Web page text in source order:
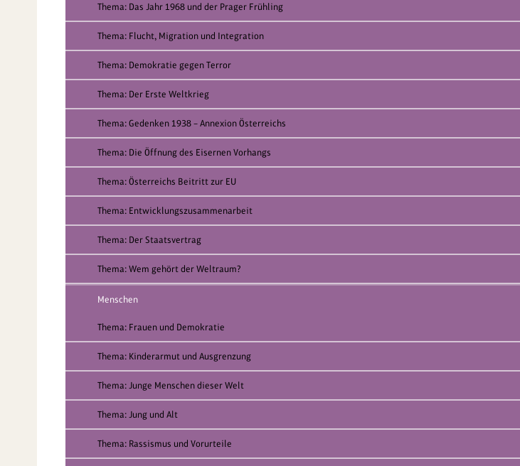
Thema: Das Jahr 1968 und der Prager Frühling
Thema: Flucht, Migration und Integration
Thema: Demokratie gegen Terror
Thema: Der Erste Weltkrieg
Thema: Gedenken 1938 – Annexion Österreichs
Thema: Die Öffnung des Eisernen Vorhangs
Thema: Österreichs Beitritt zur EU
Thema: Entwicklungszusammenarbeit
Thema: Der Staatsvertrag
Thema: Wem gehört der Weltraum?
Menschen
Thema: Frauen und Demokratie
Thema: Kinderarmut und Ausgrenzung
Thema: Junge Menschen dieser Welt
Thema: Jung und Alt
Thema: Rassismus und Vorurteile